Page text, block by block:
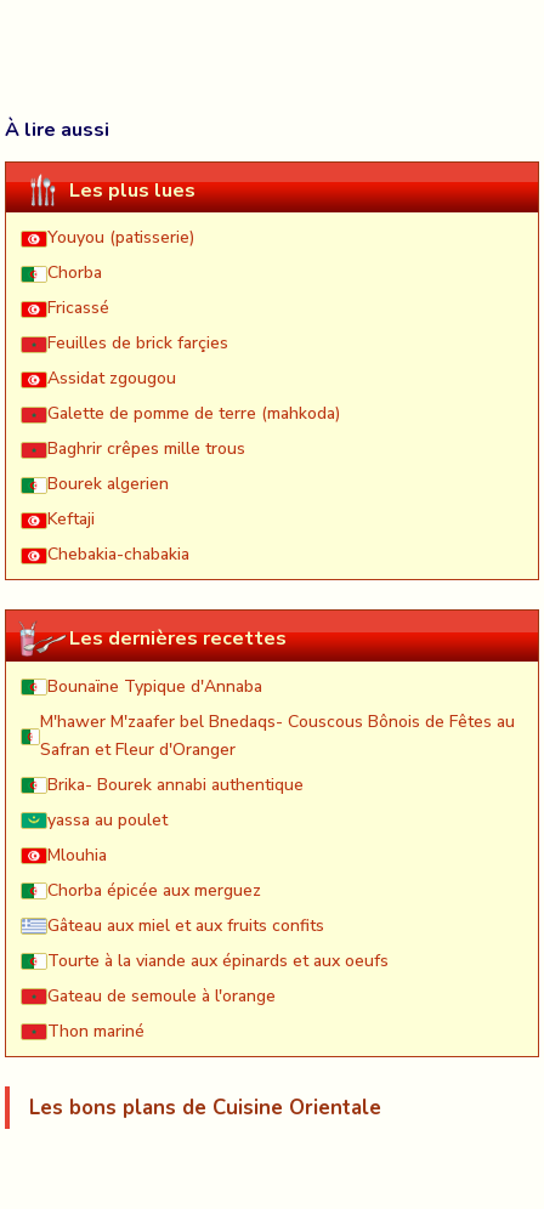
À lire aussi
Les plus lues
Youyou (patisserie)
Chorba
Fricassé
Feuilles de brick farçies
Assidat zgougou
Galette de pomme de terre (mahkoda)
Baghrir crêpes mille trous
Bourek algerien
Keftaji
Chebakia-chabakia
Les dernières recettes
Bounaïne Typique d'Annaba
M'hawer M'zaafer bel Bnedaqs- Couscous Bônois de Fêtes au
Safran et Fleur d'Oranger
Brika- Bourek annabi authentique
yassa au poulet
Mlouhia
Chorba épicée aux merguez
Gâteau aux miel et aux fruits confits
Tourte à la viande aux épinards et aux oeufs
Gateau de semoule à l'orange
Thon mariné
Les bons plans de Cuisine Orientale